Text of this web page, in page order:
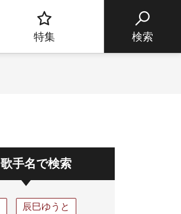
特集 検索
歌手名で検索
辰巳ゆうと